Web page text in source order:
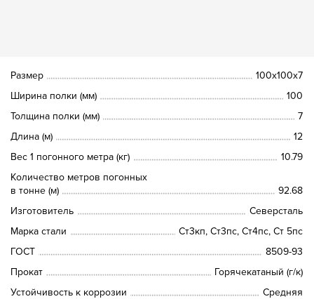
Размер
100х100х7
Ширина полки (мм)
100
Толщина полки (мм)
7
Длина (м)
12
Вес 1 погонного метра (кг)
10.79
Количество метров погонных
в тонне (м)
92.68
Изготовитель
Северсталь
Марка стали
Ст3кп, Ст3пс, Ст4пс, Ст 5пс
ГОСТ
8509-93
Прокат
Горячекатаный (г/к)
Устойчивость к коррозии
Средняя